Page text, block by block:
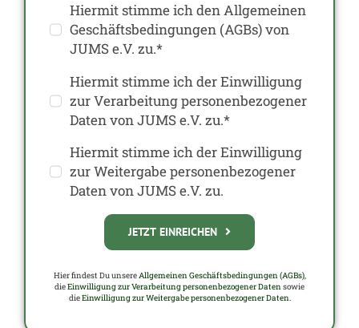
Hiermit stimme ich den Allgemeinen
Geschäftsbedingungen (AGBs) von
JUMS e.V. zu.*
Hiermit stimme ich der Einwilligung
zur Verarbeitung personenbezogener
Daten von JUMS e.V. zu.*
Hiermit stimme ich der Einwilligung
zur Weitergabe personenbezogener
Daten von JUMS e.V. zu.
JETZT EINREICHEN
Hier findest Du unsere Allgemeinen Geschäftsbedingungen (AGBs),
dieEinwilligung zur Verarbeitung personenbezogener Daten sowie
dieEinwilligung zur Weitergabe personenbezogener Daten.